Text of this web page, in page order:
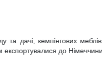
та дачі, кемпінгових
експортувалися до